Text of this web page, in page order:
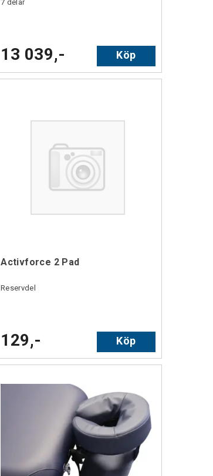
7 delar
13 039,- Köp
Activforce 2 Pad
Reservdel
129,- Köp